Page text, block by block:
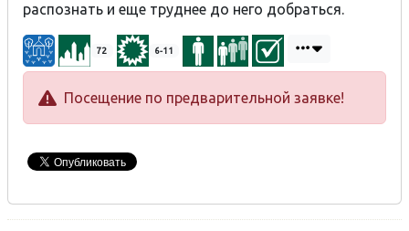
распознать и еще труднее до него добраться.
72 6-11
Посещение по предварительной заявке!